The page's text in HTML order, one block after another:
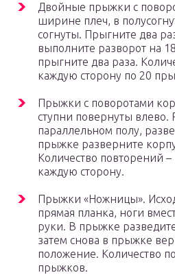
Двойные прыжки с
ширине плеч, в
согнуты. Прыгните два
выполните разворот на
прыгните два раза.
каждую сторону по 20
Прыжки с поворотами
ступни повернуты влево.
параллельном полу,
прыжке разверните
Количество повторений
каждую сторону.
Прыжки «Ножницы».
прямая планка, ноги
руки. В прыжке
затем снова в прыжке
положение. Количество
прыжков.